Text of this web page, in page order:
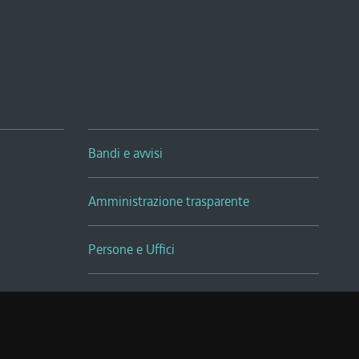
Bandi e avvisi
Amministrazione trasparente
Persone e Uffici
Sala Tiziano Tessitori